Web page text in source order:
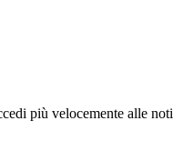
più velocemente alle